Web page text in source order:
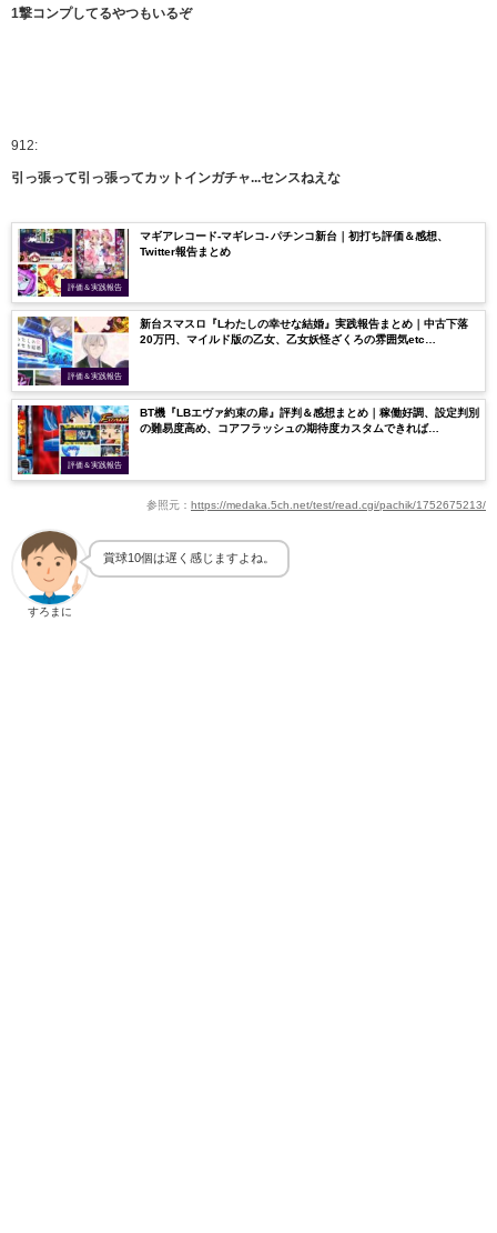
1撃コンプしてるやつもいるぞ
912:
引っ張って引っ張ってカットインガチャ...センスねえな
評価＆実践報告
マギアレコード-マギレコ- パチンコ新台｜初打ち評価＆感想、
Twitter報告まとめ
評価＆実践報告
新台スマスロ『Lわたしの幸せな結婚』実践報告まとめ｜中古下落
20万円、マイルド版の乙女、乙女妖怪ざくろの雰囲気etc…
評価＆実践報告
BT機『LBエヴァ約束の扉』評判＆感想まとめ｜稼働好調、設定判別
の難易度高め、コアフラッシュの期待度カスタムできれば…
参照元： https://medaka.5ch.net/test/read.cgi/pachik/1752675213/
すろまに
賞球10個は遅く感じますよね。